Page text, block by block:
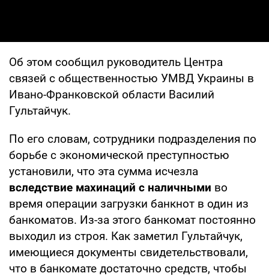
Об этом сообщил руководитель Центра
связей с общественностью УМВД Украины в
Ивано-Франковской области Василий
Гультайчук.
По его словам, сотрудники подразделения по
борьбе с экономической преступностью
установили, что эта сумма исчезла
вследствие махинаций с наличными во
время операции загрузки банкнот в один из
банкоматов. Из-за этого банкомат постоянно
выходил из строя. Как заметил Гультайчук,
имеющиеся документы свидетельствовали,
что в банкомате достаточно средств, чтобы